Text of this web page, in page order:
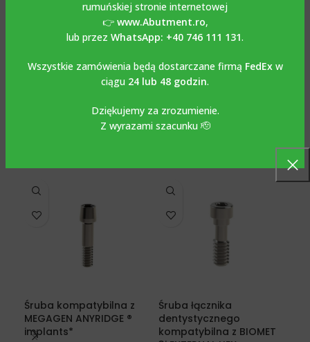
rumuńskiej stronie internetowej
👉 www.Abutment.ro,
lub przez WhatsApp: +40 746 111 131.
Wszystkie zamówienia będą dostarczane firmą FedExw
ciągu 24 lub 48 godzin.
Dziękujemy za zrozumienie.
Z wyrazami szacunku 🫡
Śruba kompatybilna z
MEGAGEN ANYRIDGE ®
implants*
Śruba łącznika
dentystycznego
kompatybilna z BIOMET